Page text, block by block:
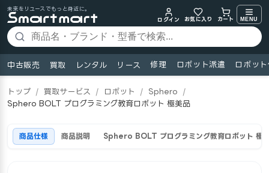
未来をリユースでもっと身近に。
ログイン
お気に入り カート MENU
中古販売 買取 レンタル リース 修理 ロボット派遣 ロボッ
トップ / 買取サービス / ロボット / Sphero
/
Sphero BOLT プログラミング教育ロボット 極美品
商品仕様 商品説明 Sphero BOLT プログラミング教育ロボット 極